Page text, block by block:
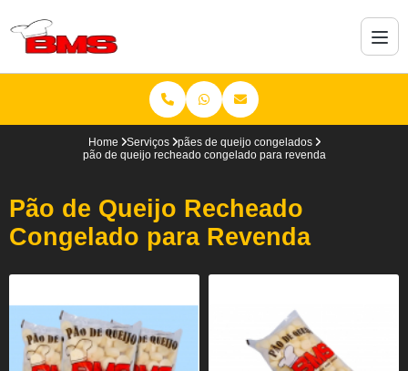
Home Serviços
pães de queijo congelados
pão de queijo recheado congelado para revenda
Pão de Queijo Recheado
Congelado para Revenda